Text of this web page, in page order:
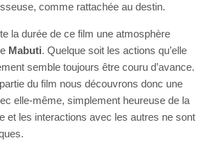
comme rattachée au destin.
la durée de ce film une atmosphère
Mabuti. Quelque soit les actions qu’elle
semble toujours être couru d’avance.
du film nous découvrons donc une
elle-même, simplement heureuse de la
et les interactions avec les autres ne sont